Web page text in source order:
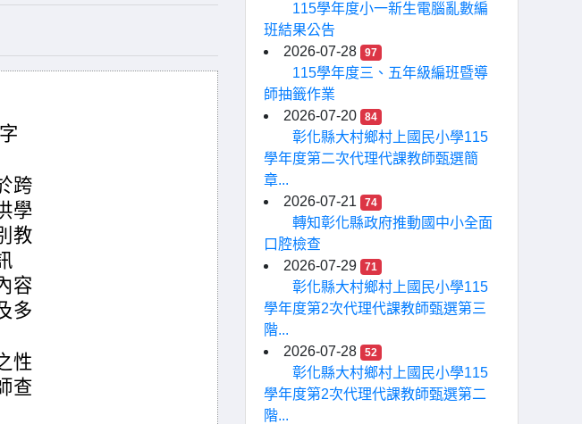
跨
學
教
容
多
性
查
115學年度小一新生電腦亂數編
班結果公告
2026-07-28
97
115學年度三、五年級編班暨導
師抽籤作業
2026-07-20
84
彰化縣大村鄉村上國民小學115
學年度第二次代理代課教師甄選簡
章...
2026-07-21
74
轉知彰化縣政府推動國中小全面
口腔檢查
2026-07-29
71
彰化縣大村鄉村上國民小學115
學年度第2次代理代課教師甄選第三
階...
2026-07-28
52
彰化縣大村鄉村上國民小學115
學年度第2次代理代課教師甄選第二
階...